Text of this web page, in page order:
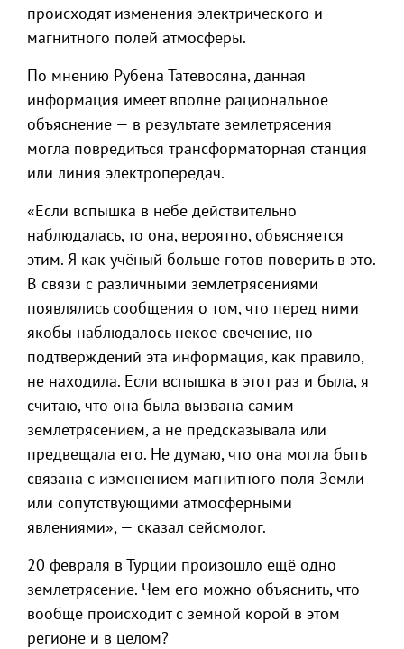
происходят изменения электрического и
магнитного полей атмосферы.
По мнению Рубена Татевосяна, данная
информация имеет вполне рациональное
объяснение — в результате землетрясения
могла повредиться трансформаторная станция
или линия электропередач.
«Если вспышка в небе действительно
наблюдалась, то она, вероятно, объясняется
этим. Я как учёный больше готов поверить в это.
В связи с различными землетрясениями
появлялись сообщения о том, что перед ними
якобы наблюдалось некое свечение, но
подтверждений эта информация, как правило,
не находила. Если вспышка в этот раз и была, я
считаю, что она была вызвана самим
землетрясением, а не предсказывала или
предвещала его. Не думаю, что она могла быть
связана с изменением магнитного поля Земли
или сопутствующими атмосферными
явлениями», — сказал сейсмолог.
20 февраля в Турции произошло ещё одно
землетрясение. Чем его можно объяснить, что
вообще происходит с земной корой в этом
регионе и в целом?